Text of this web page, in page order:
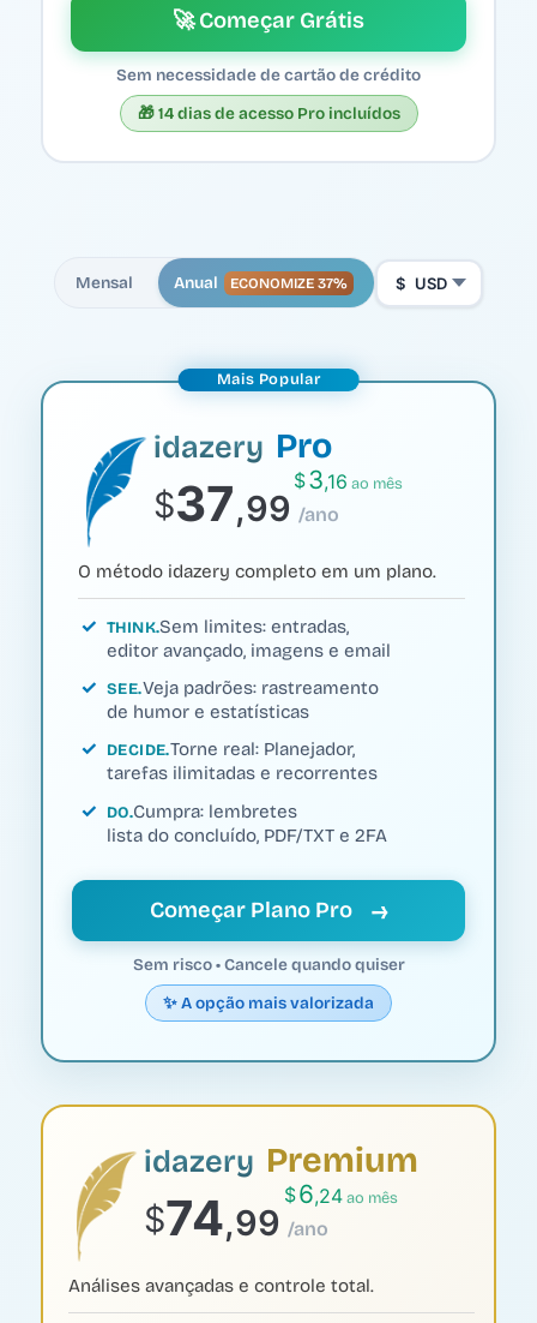
🚀 Começar Grátis
Sem necessidade de cartão de crédito
🎁 14 dias de acesso Pro incluídos
Mensal Anual ECONOMIZE 37% $ USD
Mais Popular
idazery Pro
$37,99 /ano
$3,16 ao mês
O método idazery completo em um plano.
THINK Sem limites: entradas,
editor avançado, imagens e email
SEE Veja padrões: rastreamento
de humor e estatísticas
DECIDE Torne real: Planejador,
tarefas ilimitadas e recorrentes
DO Cumpra: lembretes
lista do concluído, PDF/TXT e 2FA
Começar Plano Pro →
Sem risco • Cancele quando quiser
✨ A opção mais valorizada
idazery Premium
$74,99 /ano
$6,24 ao mês
Análises avançadas e controle total.